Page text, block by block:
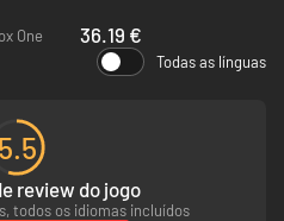
One
36.19 €
Todas as línguas
5.5
review do jogo
todos os idiomas incluídos